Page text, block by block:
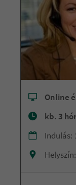
Online
kb. 3
Indulás:
Helyszín: